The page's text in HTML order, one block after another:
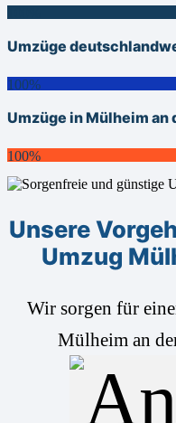
Umzüge
100%
Umzüge in Mülheim an
100%
Unsere
Umzug
Wir sorgen für
Mülheim an